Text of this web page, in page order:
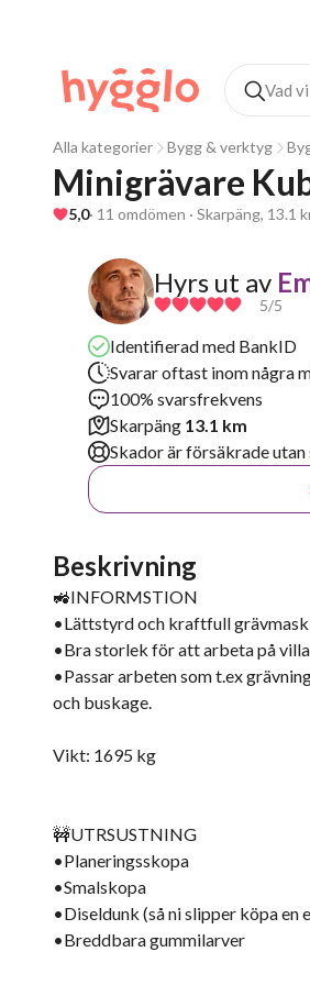
Alla kategorier Bygg & verktyg
Minigrävare
5,0· 11 omdömen · Skarpäng, 13.1
Hyrs ut av
5/5
Identifierad med BankID
Svarar oftast inom några
100% svarsfrekvens
Skarpäng 13.1 km
Skador är försäkrade
Beskrivning
🚜INFORMSTION
•Lättstyrd och kraftfull
•Bra storlek för att arbeta på
•Passar arbeten som t.ex
och buskage.
Vikt: 1695 kg
🚧UTRSUSTNING
•Planeringsskopa
•Smalskopa
•Diseldunk (så ni slipper köpa en
•Breddbara gummilarver